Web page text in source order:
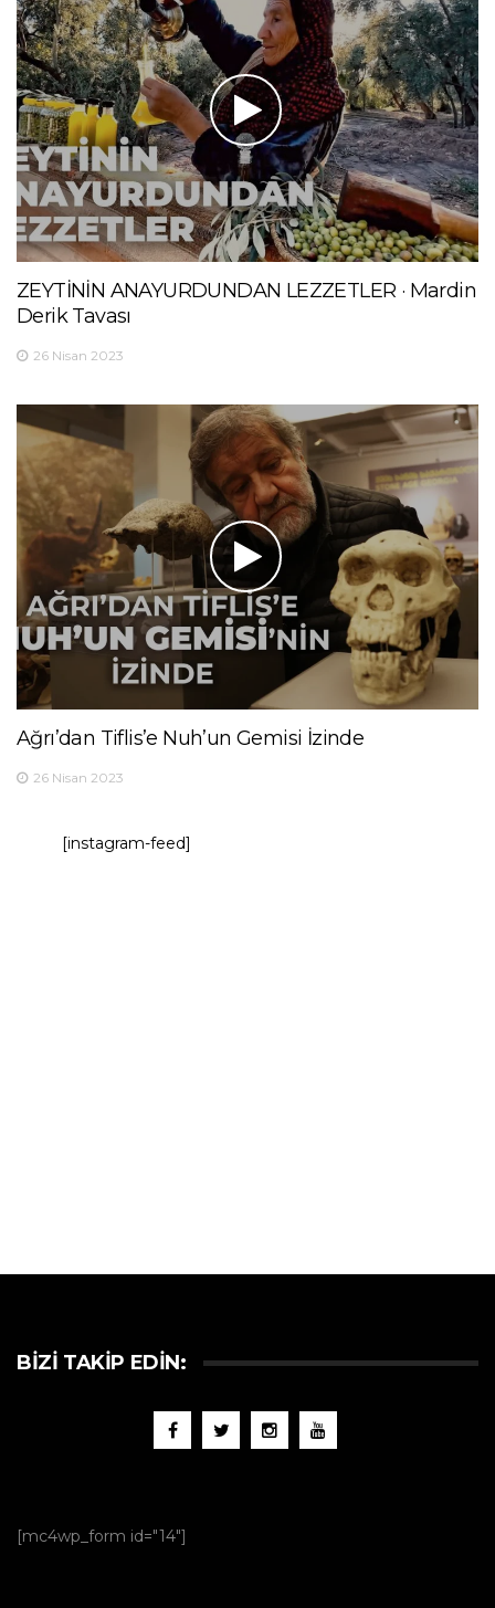
ZEYTİNİN ANAYURDUNDAN LEZZETLER · Mardin
Derik Tavası
26 Nisan 2023
Ağrı’dan Tiflis’e Nuh’un Gemisi İzinde
26 Nisan 2023
[instagram-feed]
BIZI TAKIP EDIN:
[mc4wp_form id="14"]